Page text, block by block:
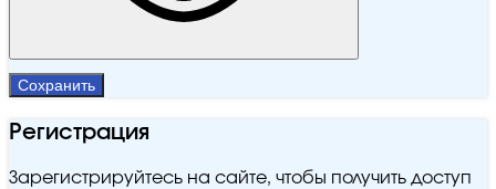
Сохранить
Регистрация
Зарегистрируйтесь на сайте, чтобы получить доступ